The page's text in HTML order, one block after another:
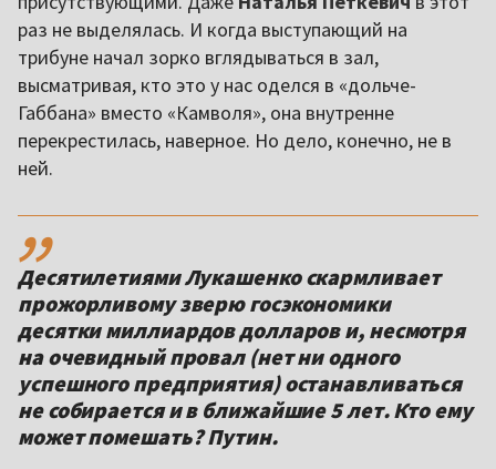
раз не выделялась. И когда выступающий на
трибуне начал зорко вглядываться в зал,
высматривая, кто это у нас оделся в «дольче-
Габбана» вместо «Камволя», она внутренне
перекрестилась, наверное. Но дело, конечно, не в
ней.
,,
Десятилетиями Лукашенко скармливает
прожорливому зверю госэкономики
десятки миллиардов долларов и, несмотря
на очевидный провал (нет ни одного
успешного предприятия) останавливаться
не собирается и в ближайшие 5 лет. Кто ему
может помешать? Путин.